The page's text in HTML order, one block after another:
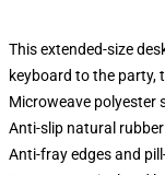
This extended-size
keyboard to the party,
Microweave polyester
Anti-slip natural
Anti-fray edges and